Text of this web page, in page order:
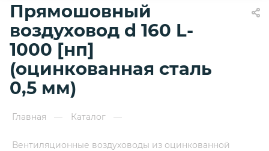
Прямошовный
воздуховод d 160 L-
1000 [нп]
(оцинкованная сталь
0,5 мм)
Главная — Каталог —
Вентиляционные воздуховоды из оцинкованной